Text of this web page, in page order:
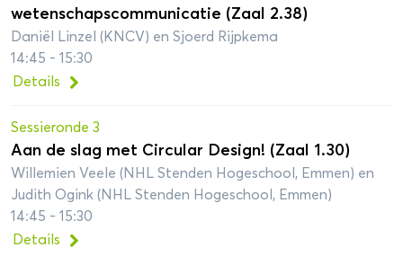
wetenschapscommunicatie (Zaal 2.38)
Daniël Linzel (KNCV) en Sjoerd Rijpkema
14:45 - 15:30
Details
Sessieronde 3
Aan de slag met Circular Design! (Zaal 1.30)
Willemien Veele (NHL Stenden Hogeschool, Emmen) en
Judith Ogink (NHL Stenden Hogeschool, Emmen)
14:45 - 15:30
Details